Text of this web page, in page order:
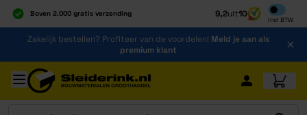
Boven 2.000 gratis verzending
Al 40 jaar dé specialist
Alles onder één dak
9,2uit10
Incl BTW
Inclusief
Ga naar de inhoud
Zakelijk bestellen? Profiteer van de voordelen! Meld je aan als
premium klant
Ga naar hoofdinhoud